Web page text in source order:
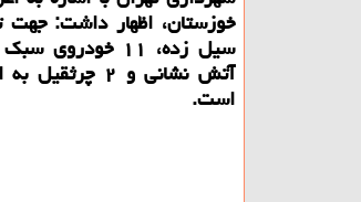
خوزستان، اظهار داشت: جهت
آتش نشانی و ۲
است.